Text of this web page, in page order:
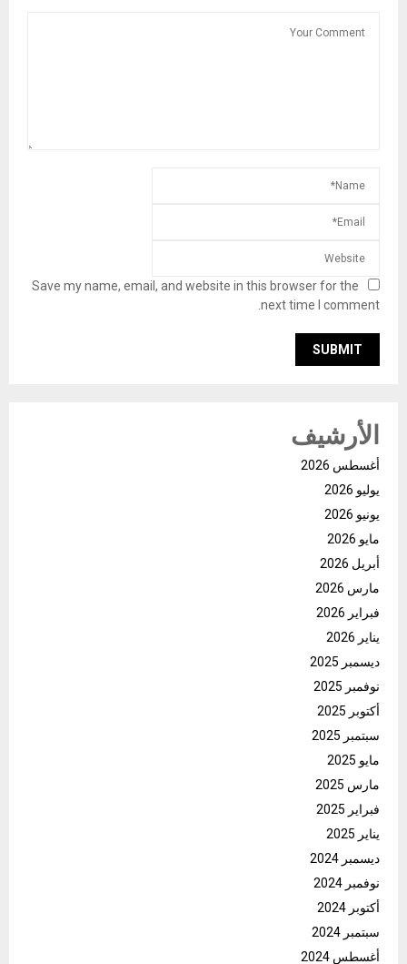
Save my name, email, and website in this browser for the
next time I comment.
الأرشيف
أغسطس 2026
يوليو 2026
يونيو 2026
مايو 2026
أبريل 2026
مارس 2026
فبراير 2026
يناير 2026
ديسمبر 2025
نوفمبر 2025
أكتوبر 2025
سبتمبر 2025
مايو 2025
مارس 2025
فبراير 2025
يناير 2025
ديسمبر 2024
نوفمبر 2024
أكتوبر 2024
سبتمبر 2024
أغسطس 2024